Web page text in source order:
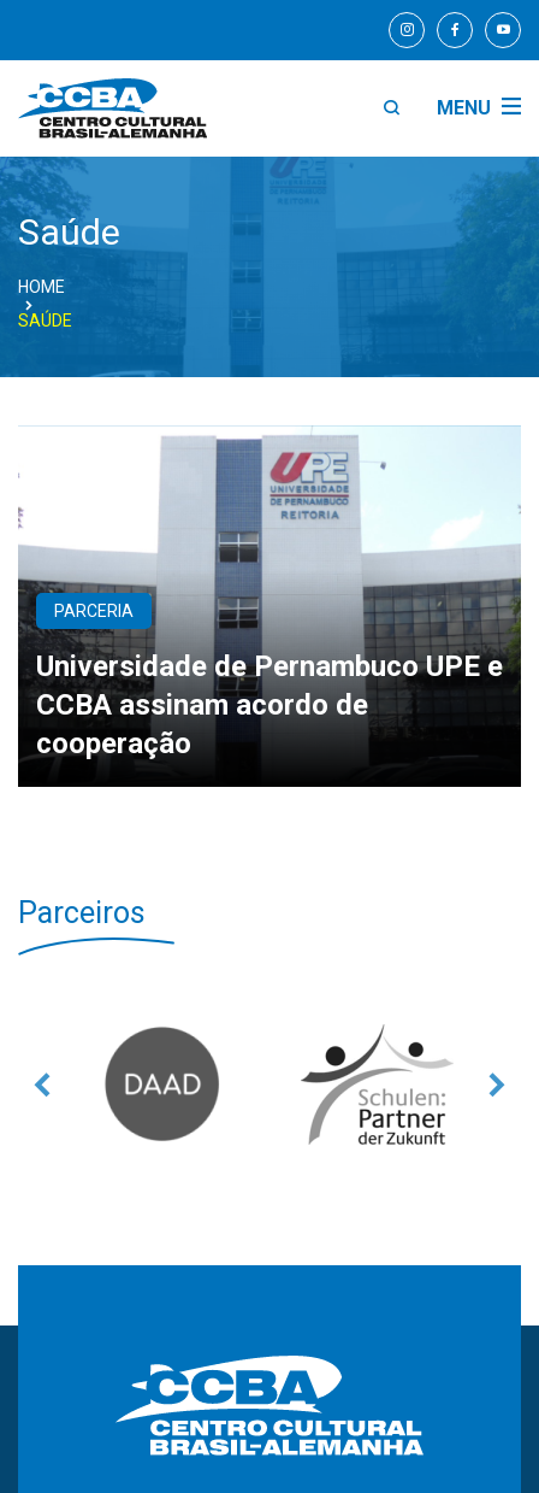
MENU
Saúde
HOME
SAÚDE
PARCERIA
Universidade de Pernambuco UPE e
CCBA assinam acordo de
cooperação
Parceiros